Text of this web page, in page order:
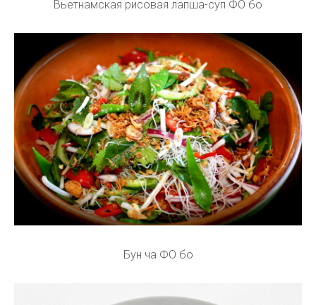
Вьетнамская рисовая лапша-суп ФО бо
Бун ча ФО бо